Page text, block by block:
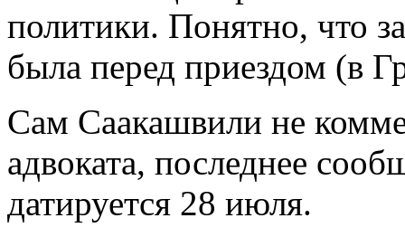
политики. Понятно, что
была перед приездом (в
Сам Саакашвили не
адвоката, последнее
датируется 28 июля.